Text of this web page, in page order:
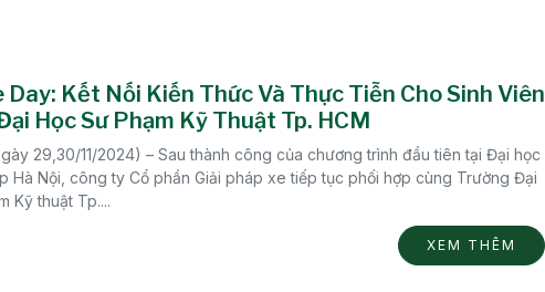
Day: Kết Nối Kiến Thức Và Thực Tiễn Cho Sinh Viên
Học Sư Phạm Kỹ Thuật Tp. HCM
29,30/11/2024) – Sau thành công của chương trình đầu tiên tại Đại học
Hà Nội, công ty Cổ phần Giải pháp xe tiếp tục phối hợp cùng Trường Đại
Kỹ thuật Tp....
XEM THÊM